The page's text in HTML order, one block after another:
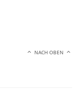
NACH OBEN